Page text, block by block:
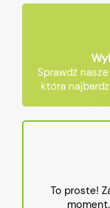
Sprawdź
która
To proste!